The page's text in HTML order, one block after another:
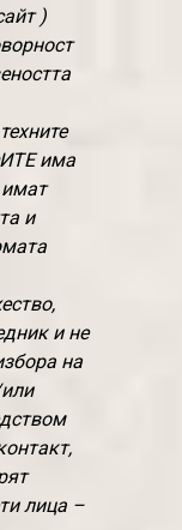
)
има
имат
и
и не
на
лица –